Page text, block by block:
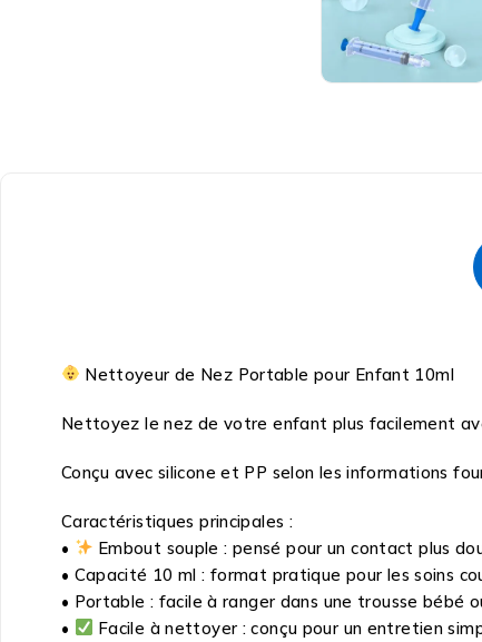
Nettoyeur de Nez Portable pour Enfant 10ml
Nettoyez le nez de votre enfant plus facilement
Conçu avec silicone et PP selon les informations
Caractéristiques principales :
•
Embout souple : pensé pour un contact plus
• Capacité 10 ml : format pratique pour les soins
• Portable : facile à ranger dans une trousse bébé
•
Facile à nettoyer : conçu pour un entretien